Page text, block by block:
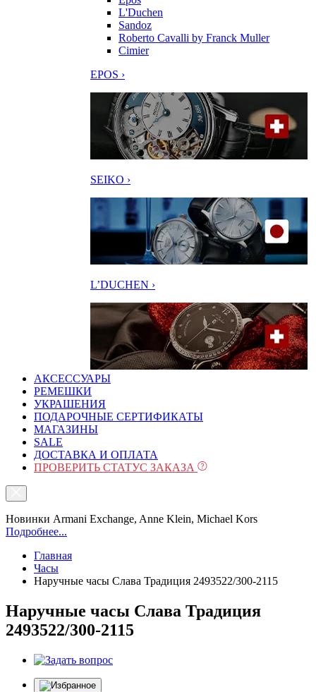
L'Duchen
Sandoz
Roberto Cavalli by Franck Muller
Cimier
EPOS ›
SEIKO ›
L’DUCHEN ›
АКСЕССУАРЫ
РЕМЕШКИ
УКРАШЕНИЯ
ПОДАРОЧНЫЕ СЕРТИФИКАТЫ
МАГАЗИНЫ
SALE
ДОСТАВКА И ОПЛАТА
ПРОВЕРИТЬ СТАТУС ЗАКАЗА
Новинки Armani Exchange, Anne Klein, Michael Kors
Подробнее...
Главная
Часы
Наручные часы Слава Традиция 2493522/300-2115
Наручные часы Слава Традиция
2493522/300-2115